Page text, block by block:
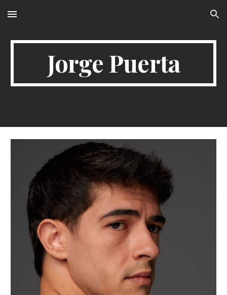
Skip to main content Skip to navigation
Jorge Puerta